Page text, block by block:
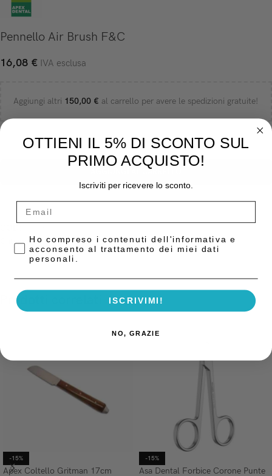
Pennello Air Brush F&C
16,08 € IVA esclusa
Aggiungi altri 150,00 € al carrello per avere le spedizioni gratuite!
+
AGGIUNGI AL CARRELLO
Categoria: Strumentario Laboratorio
Prodotti correlati
-15%
Apex Coltello Gritman 17cm
-15%
Asa Dental Forbice Corone Punte
OTTIENI IL 5% DI SCONTO SUL
PRIMO ACQUISTO!
Iscriviti per ricevere lo sconto.
Privacy Policy
Ho compreso i contenuti dell'informativa e
acconsento al trattamento dei miei dati
personali.
ISCRIVIMI!
NO, GRAZIE